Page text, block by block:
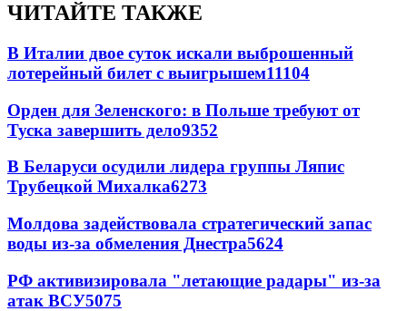
ЧИТАЙТЕ ТАКЖЕ
В Италии двое суток искали выброшенный
лотерейный билет с выигрышем11104
Орден для Зеленского: в Польше требуют от
Туска завершить дело9352
В Беларуси осудили лидера группы Ляпис
Трубецкой Михалка6273
Молдова задействовала стратегический запас
воды из-за обмеления Днестра5624
РФ активизировала "летающие радары" из-за
атак ВСУ5075